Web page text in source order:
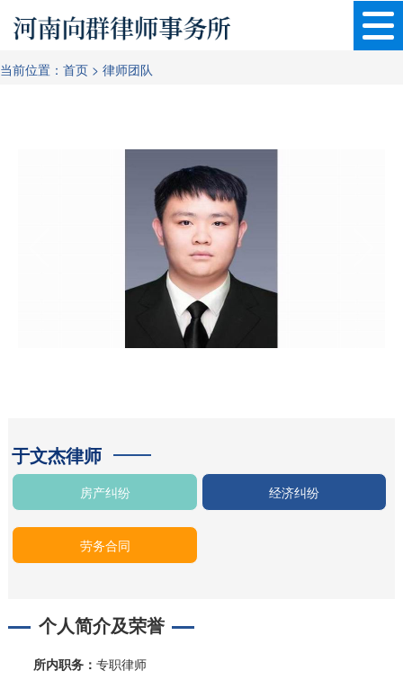
当前位置： 首页 > 律师团队
于文杰律师
房产纠纷 经济纠纷
劳务合同
个人简介及荣誉
所内职务： 专职律师